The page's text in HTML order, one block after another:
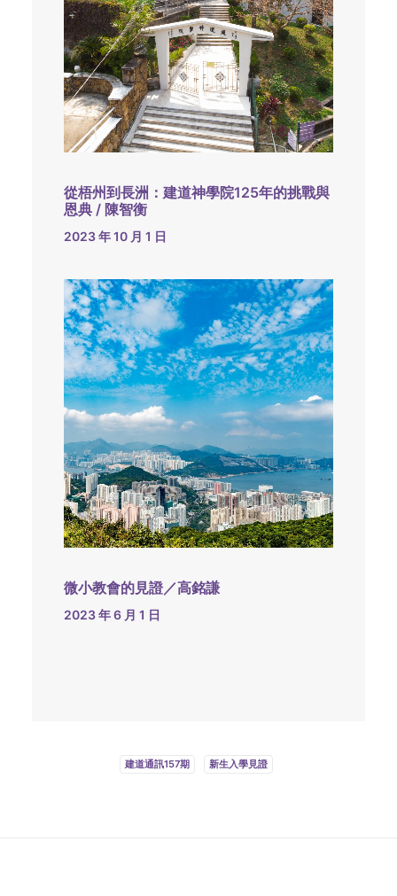
從梧州到長洲：建道神學院125年的挑戰與
恩典 / 陳智衡
2023 年 10 月 1 日
微小教會的見證／高銘謙
2023 年 6 月 1 日
建道通訊157期 新生入學見證